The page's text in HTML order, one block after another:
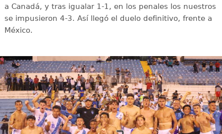
a Canadá, y tras igualar 1-1, en los penales los nuestros
se impusieron 4-3. Así llegó el duelo definitivo, frente a
México.